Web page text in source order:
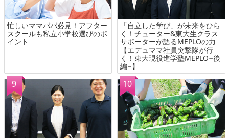
忙しいママパパ必見！アフター
スクールも私立小学校選びのポ
イント
「自立した学び」が未来をひら
く！チューター&東大生クラス
サポーターが語るMEPLOの力
【エデュママ社員突撃隊が行
く！東大現役進学塾MEPLO−後
編−】